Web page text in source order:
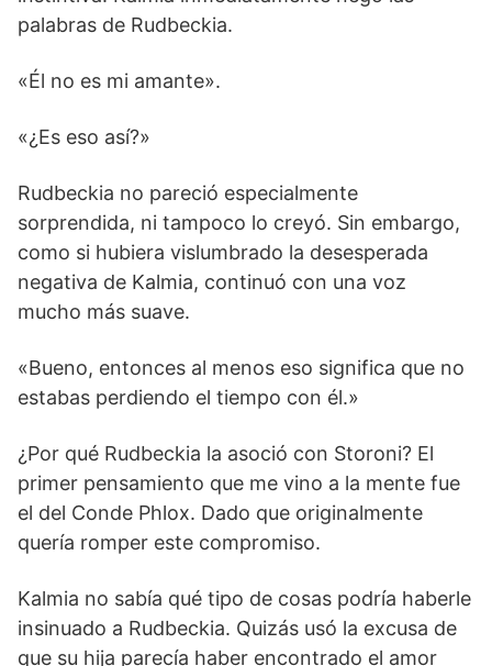
palabras de Rudbeckia.
«Él no es mi amante».
«¿Es eso así?»
Rudbeckia no pareció especialmente
sorprendida, ni tampoco lo creyó. Sin embargo,
como si hubiera vislumbrado la desesperada
negativa de Kalmia, continuó con una voz
mucho más suave.
«Bueno, entonces al menos eso significa que no
estabas perdiendo el tiempo con él.»
¿Por qué Rudbeckia la asoció con Storoni? El
primer pensamiento que me vino a la mente fue
el del Conde Phlox. Dado que originalmente
quería romper este compromiso.
Kalmia no sabía qué tipo de cosas podría haberle
insinuado a Rudbeckia. Quizás usó la excusa de
que su hija parecía haber encontrado el amor